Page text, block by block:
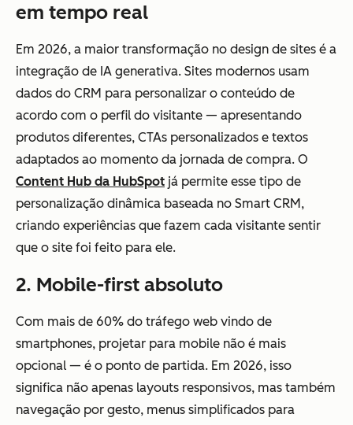
em tempo real
Em 2026, a maior transformação no design de sites é a
integração de IA generativa. Sites modernos usam
dados do CRM para personalizar o conteúdo de
acordo com o perfil do visitante — apresentando
produtos diferentes, CTAs personalizados e textos
adaptados ao momento da jornada de compra. O
Content Hub da HubSpot já permite esse tipo de
personalização dinâmica baseada no Smart CRM,
criando experiências que fazem cada visitante sentir
que o site foi feito para ele.
2. Mobile-first absoluto
Com mais de 60% do tráfego web vindo de
smartphones, projetar para mobile não é mais
opcional — é o ponto de partida. Em 2026, isso
significa não apenas layouts responsivos, mas também
navegação por gesto, menus simplificados para